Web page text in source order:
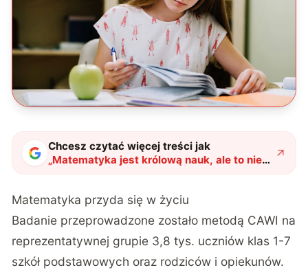
Chcesz czytać więcej treści jak
„Matematyka jest królową nauk, ale to nie
znaczy, że ją lubimy"?
Matematyka przyda się w życiu
Badanie przeprowadzone zostało metodą CAWI na
reprezentatywnej grupie 3,8 tys. uczniów klas 1-7
szkół podstawowych oraz rodziców i opiekunów.